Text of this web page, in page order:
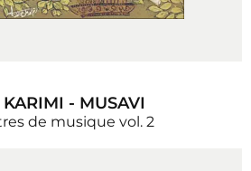
- MUSAVI
de musique vol. 2